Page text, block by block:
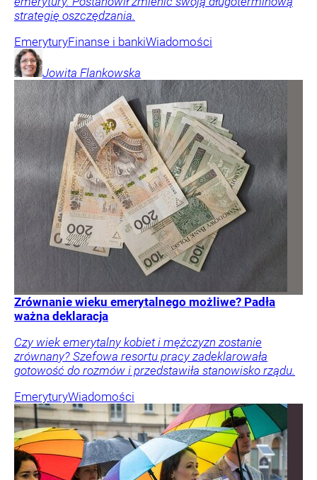
strategię oszczędzania.
EmeryturyFinanse i bankiWiadomości
Jowita Flankowska
Zrównanie wieku emerytalnego możliwe? Padła
ważna deklaracja
Czy wiek emerytalny kobiet i mężczyzn zostanie
zrównany? Szefowa resortu pracy zadeklarowała
gotowość do rozmów i przedstawiła stanowisko rządu.
EmeryturyWiadomości